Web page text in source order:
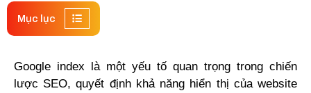
Mục lục
Google index là một yếu tố quan trọng trong chiến
lược SEO, quyết định khả năng hiển thị của website